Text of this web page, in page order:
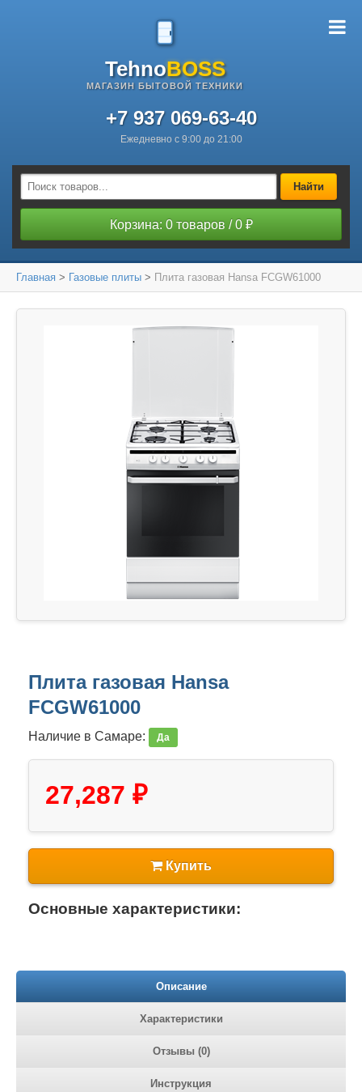
TehnoBOSS
МАГАЗИН БЫТОВОЙ ТЕХНИКИ
+7 937 069-63-40
Ежедневно с 9:00 до 21:00
Найти
Корзина: 0 товаров / 0 ₽
Главная > Газовые плиты > Плита газовая Hansa FCGW61000
Плита газовая Hansa
FCGW61000
Наличие в Самаре: Да
27,287 ₽
Купить
Основные характеристики:
Описание
Характеристики
Отзывы (0)
Инструкция